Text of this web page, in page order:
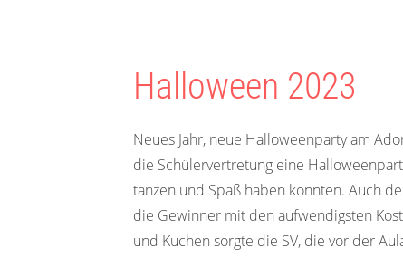
Halloween 2023
Neues Jahr, neue Halloweenparty am
die Schülervertretung eine
tanzen und Spaß haben konnten. Auch
die Gewinner mit den aufwendigsten
und Kuchen sorgte die SV, die vor der